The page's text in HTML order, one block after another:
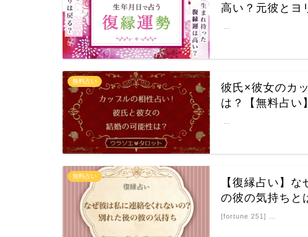
高い？元彼とヨ
無料占い
彼氏×彼女のカ
は？【無料占い】
無料占い
【復縁占い】
の彼の気持ちと
[fortune 251] …